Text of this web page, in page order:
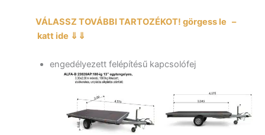
VÁLASSZ TOVÁBBI TARTOZÉKOT! görgess le –
katt ide ⇓⇓
engedélyezett felépítésű kapcsolófej